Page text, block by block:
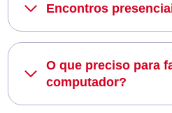
Encontros
O que preciso para
computador?